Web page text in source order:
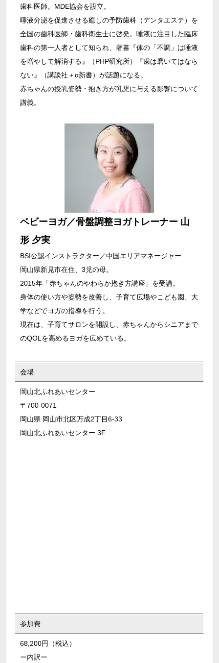
歯科医師。MDE協会を設立。
唾液分泌を促進させる癒しの予防歯科（デンタエステ）を
全国の歯科医師・歯科衛生士に啓発。唾液に注目した臨床
歯科の第一人者として知られ、著書『体の「不調」は唾液
を増やして解消する』（PHP研究所）『歯は磨いてはなら
ない』（講談社＋α新書）が話題になる。
赤ちゃんの授乳姿勢・抱き方が乳児に与える影響について
講義。
ベビーヨガ／骨盤調整ヨガトレーナー 山
形 夕実
BSI公認インストラクター／中国エリアマネージャー
岡山県新見市在住、3児の母。
2015年「赤ちゃんのやわらか抱き方講座」を受講。
身体の使い方や姿勢を改善し、子育て広場やこども園、大
学などでヨガの指導を行う。
現在は、子育てサロンを開設し、赤ちゃんからシニアまで
のQOLを高めるヨガを広めている。
会場
岡山北ふれあいセンター
〒700-0071
岡山県 岡山市北区万成2丁目6-33
岡山北ふれあいセンター 3F
参加費
68,200円（税込）
ー内訳ー